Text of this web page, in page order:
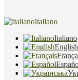
Italiano
Italiano
English